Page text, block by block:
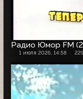
Радио Юмор FM
1 июля 2026, 14:58 229